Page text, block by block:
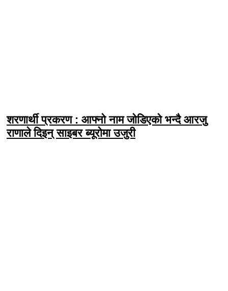
शरणार्थी प्रकरण : आफ्नो नाम जोडिएको भन्दै आरजु
राणाले दिइन् साइबर ब्यूरोमा उजुरी